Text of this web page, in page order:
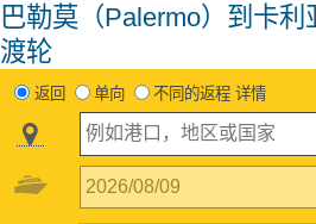
巴勒莫（Palermo）到卡
渡轮
返回 单向 不同的返程 详情